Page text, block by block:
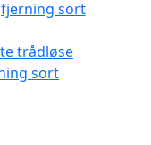
trådløse
sort